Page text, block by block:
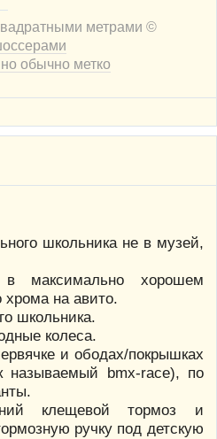
метрами ©
обычно метко
школьника не в музей,
максимально хорошем
хрома на авито.
школьника.
колеса.
и ободах/покрышках
называемый bmx-race), по
клещевой тормоз и
ручку под детскую